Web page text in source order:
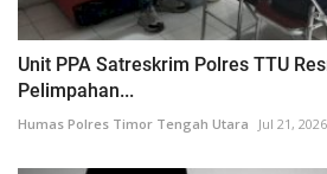
Unit PPA Satreskrim Polres TTU
Pelimpahan...
Humas Polres Timor Tengah Utara Jul 21, 2026